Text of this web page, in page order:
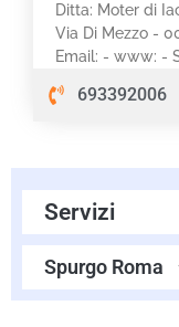
Ditta: Moter di
Via Di Mezzo -
Email: - www: -
693392006
Servizi
Spurgo Roma